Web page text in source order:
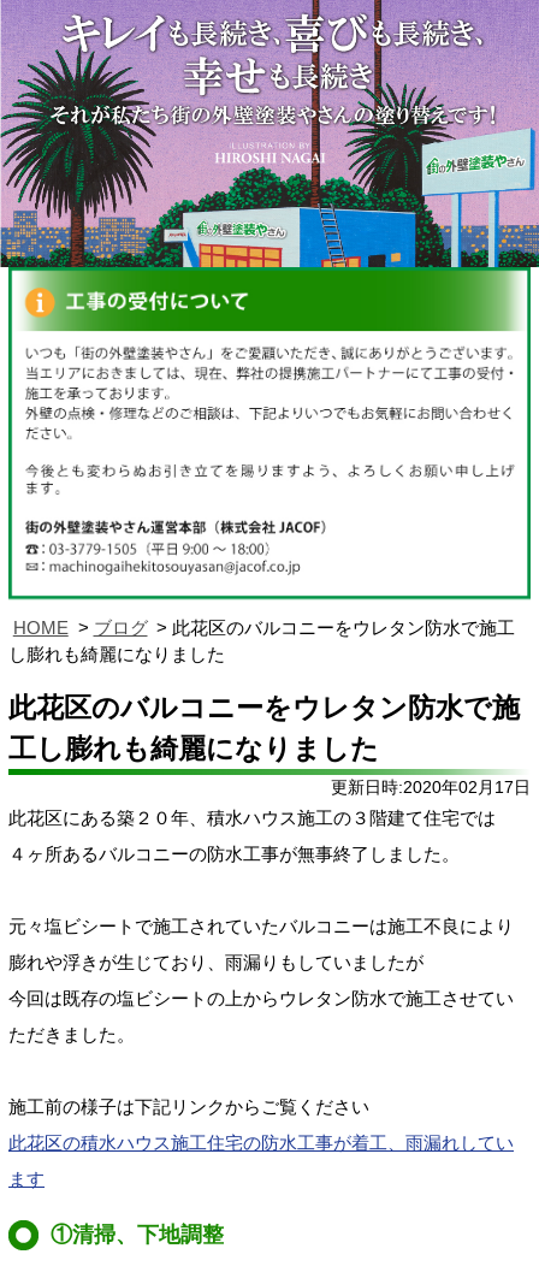
HOME ブログ
此花区のバルコニーをウレタン防水で施工
し膨れも綺麗になりました
此花区のバルコニーをウレタン防水で施
工し膨れも綺麗になりました
更新日時:2020年02月17日
此花区にある築２０年、積水ハウス施工の３階建て住宅では
４ヶ所あるバルコニーの防水工事が無事終了しました。
元々塩ビシートで施工されていたバルコニーは施工不良により
膨れや浮きが生じており、雨漏りもしていましたが
今回は既存の塩ビシートの上からウレタン防水で施工させてい
ただきました。
施工前の様子は下記リンクからご覧ください
此花区の積水ハウス施工住宅の防水工事が着工、雨漏れしてい
ます
①清掃、下地調整